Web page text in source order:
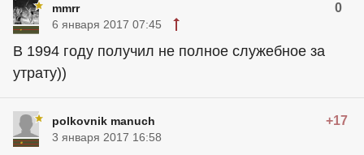
mmrr 0
6 января 2017 07:45
В 1994 году получил не полное служебное за
утрату))
polkovnik manuch +17
3 января 2017 16:58